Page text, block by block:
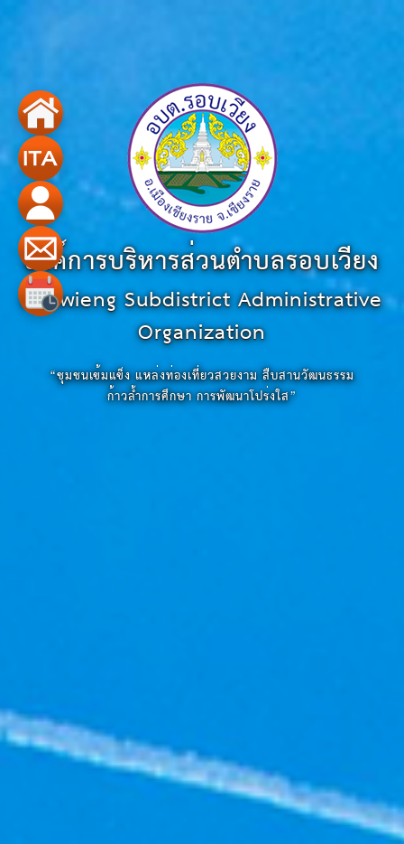
องค์การบริหารส่วนตำบลรอบเวียง
Robwieng Subdistrict Administrative
Organization
“ชุมชนเข้มแข็ง แหล่งท่องเที่ยวสวยงาม สืบสานวัฒนธรรม
ก้าวล้ำการศึกษา การพัฒนาโปร่งใส”